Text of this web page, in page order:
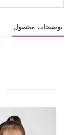
توضیحات محصول